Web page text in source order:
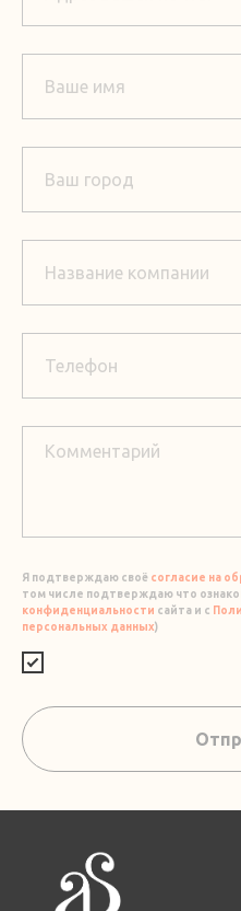
Я подтверждаю своё согласие на
том числе подтверждаю что
конфиденциальности сайта и с
персональных данных)